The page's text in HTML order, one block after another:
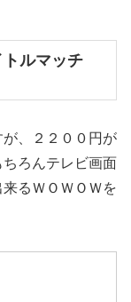
ルマッチ
、２２００円が
ろんテレビ画面
るＷＯＷＯＷを